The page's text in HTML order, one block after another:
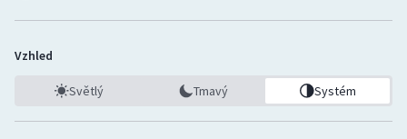
Vzhled
Světlý Tmavý Systém